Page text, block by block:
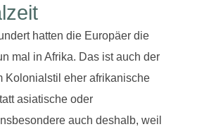
hatten die Europäer die
mal in Afrika. Das ist auch der
Kolonialstil eher afrikanische
asiatische oder
auch deshalb, weil